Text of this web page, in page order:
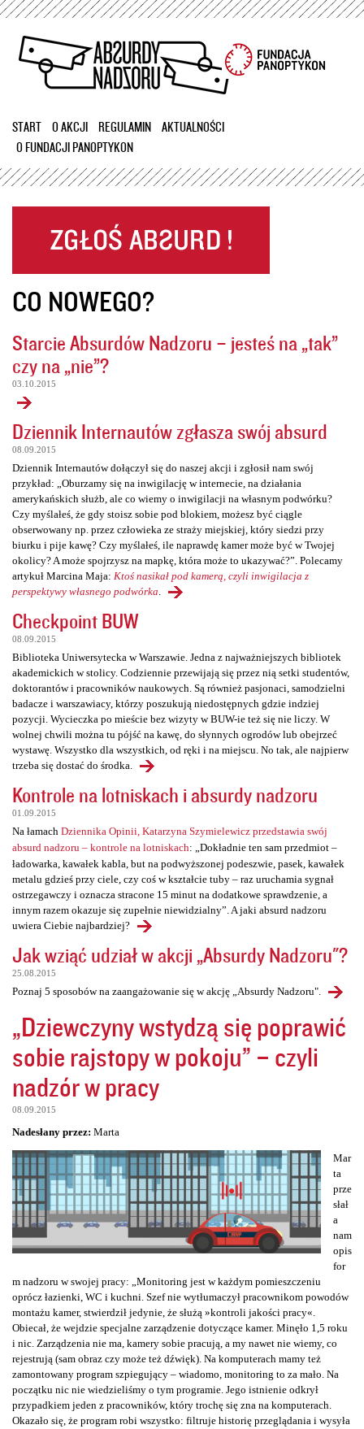
Przejdź
treści
START O AKCJI REGULAMIN
AKTUALNOŚCI
O FUNDACJI PANOPTYKON
CO NOWEGO?
Starcie Absurdów Nadzoru – jesteś na „tak”
czy na „nie”?
03.10.2015
Dziennik Internautów zgłasza swój absurd
08.09.2015
Dziennik Internautów dołączył się do naszej akcji i zgłosił nam swój
przykład: „Oburzamy się na inwigilację w internecie, na działania
amerykańskich służb, ale co wiemy o inwigilacji na własnym podwórku?
Czy myślałeś, że gdy stoisz sobie pod blokiem, możesz być ciągle
obserwowany np. przez człowieka ze straży miejskiej, który siedzi przy
biurku i pije kawę? Czy myślałeś, ile naprawdę kamer może być w Twojej
okolicy? A może spojrzysz na mapkę, która może to ukazywać?”. Polecamy
artykuł Marcina Maja: Ktoś nasikał pod kamerą, czyli inwigilacja z
perspektywy własnego podwórka
Checkpoint BUW
08.09.2015
Biblioteka Uniwersytecka w Warszawie. Jedna z najważniejszych bibliotek
akademickich w stolicy. Codziennie przewijają się przez nią setki studentów,
doktorantów i pracowników naukowych. Są również pasjonaci, samodzielni
badacze i warszawiacy, którzy poszukują niedostępnych gdzie indziej
pozycji. Wycieczka po mieście bez wizyty w BUW-ie też się nie liczy. W
wolnej chwili można tu pójść na kawę, do słynnych ogrodów lub obejrzeć
wystawę. Wszystko dla wszystkich, od ręki i na miejscu. No tak, ale najpierw
trzeba się dostać do środka.
Kontrole na lotniskach i absurdy nadzoru
01.09.2015
Na łamach Dziennika Opinii, Katarzyna Szymielewicz przedstawia swój
absurd nadzoru – kontrole na lotniskach: „Dokładnie ten sam przedmiot –
ładowarka, kawałek kabla, but na podwyższonej podeszwie, pasek, kawałek
metalu gdzieś przy ciele, czy coś w kształcie tuby – raz uruchamia sygnał
ostrzegawczy i oznacza stracone 15 minut na dodatkowe sprawdzenie, a
innym razem okazuje się zupełnie niewidzialny”. A jaki absurd nadzoru
uwiera Ciebie najbardziej?
Jak wziąć udział w akcji „Absurdy Nadzoru"?
25.08.2015
Poznaj 5 sposobów na zaangażowanie się w akcję „Absurdy Nadzoru".
„Dziewczyny wstydzą się poprawić
sobie rajstopy w pokoju” – czyli
nadzór w pracy
08.09.2015
Nadesłany przez: Marta
Mar
ta
prze
słał
a
nam
opis
for
m nadzoru w swojej pracy: „Monitoring jest w każdym pomieszczeniu
oprócz łazienki, WC i kuchni. Szef nie wytłumaczył pracownikom powodów
montażu kamer, stwierdził jedynie, że służą »kontroli jakości pracy«.
Obiecał, że wejdzie specjalne zarządzenie dotyczące kamer. Minęło 1,5 roku
i nic. Zarządzenia nie ma, kamery sobie pracują, a my nawet nie wiemy, co
rejestrują (sam obraz czy może też dźwięk). Na komputerach mamy też
zamontowany program szpiegujący – wiadomo, monitoring to za mało. Na
początku nic nie wiedzieliśmy o tym programie. Jego istnienie odkrył
przypadkiem jeden z pracowników, który trochę się zna na komputerach.
Okazało się, że program robi wszystko: filtruje historię przeglądania i wysyła